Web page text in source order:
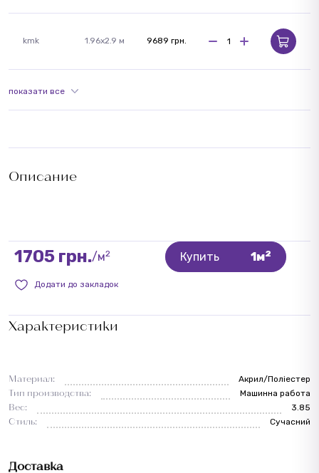
Описание
Характеристики
Материал:
Акрил/Поліестер
Тип производства:
Машинна работа
Вес:
3.85
Стиль:
Сучасний
Доставка
kmk 1.96x2.9 м 9689 грн.
показати все
1705 грн./м2 Купить 1м2
Додати до закладок